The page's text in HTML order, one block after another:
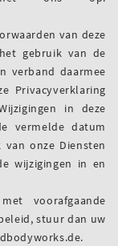
van deze
gebruik van de
verband daarmee
Privacyverklaring
in deze
vermelde datum
van onze Diensten
wijzigingen in en
voorafgaande
stuur dan uw